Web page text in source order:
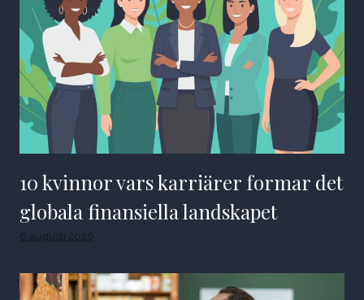
10 kvinnor vars karriärer formar det
globala finansiella landskapet
6 augusti 2026